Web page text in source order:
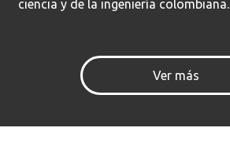
ciencia y de la ingeniería colombiana.
Ver más